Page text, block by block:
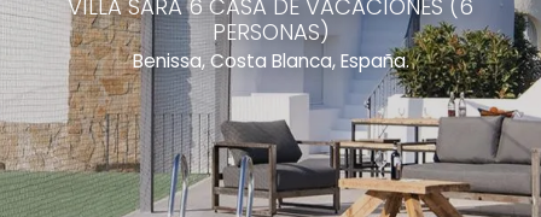
VILLA SARA 6 CASA DE VACACIONES (6
PERSONAS)
Benissa, Costa Blanca, España.